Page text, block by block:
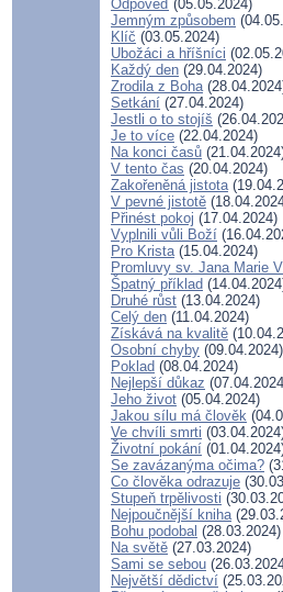
Odpověď (05.05.2024)
Jemným způsobem
Klíč (03.05.2024)
Ubožáci a hříšníci
Každý den (29.04.2024)
Zrodila z Boha
Setkání (27.04.2024)
Jestli o to stojíš
Je to více (22.04.2024)
Na konci časů
V tento čas (20.04.2024)
Zakořeněná jistota
V pevné jistotě
Přinést pokoj (17.04.2024)
Vyplnili vůli Boží
Pro Krista(15.04.2024)
Promluvy sv. Jana Marie
Špatný příklad
Druhé růst (13.04.2024)
Celý den (11.04.2024)
Získává na kvalitě
Osobní chyby (09.04.2024)
Poklad (08.04.2024)
Nejlepší důkaz
Jeho život (05.04.2024)
Jakou sílu má člověk
Ve chvíli smrti
Životní pokání
Se zavázanýma očima?
Co člověka odrazuje
Stupeň trpělivosti
Nejpoučnější kniha
Bohu podobal (28.03.2024)
Na světě (27.03.2024)
Sami se sebou
Největší dědictví